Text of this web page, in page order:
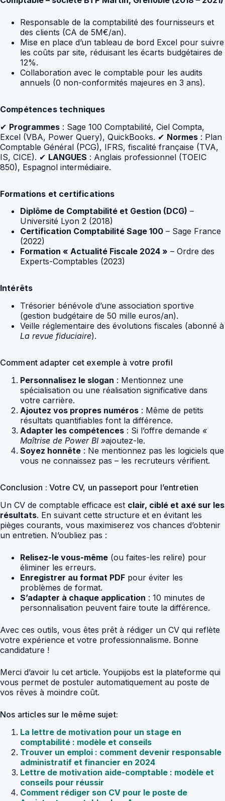
Responsable de la comptabilité des fournisseurs et
des clients (CA de 5M€/an).
Mise en place d’un tableau de bord Excel pour suivre
les coûts par site, réduisant les écarts budgétaires de
12%.
Collaboration avec le comptable pour les audits
annuels (0 non-conformités majeures en 3 ans).
Compétences techniques
✔ Programmes : Sage 100 Comptabilité, Ciel Compta,
Excel (VBA, Power Query), QuickBooks. ✔ Normes : Plan
Comptable Général (PCG), IFRS, fiscalité française (TVA,
IS, CICE). ✔ LANGUES : Anglais professionnel (TOEIC
850), Espagnol intermédiaire.
Formations et certifications
Diplôme de Comptabilité et Gestion (DCG) –
Université Lyon 2 (2018)
Certification Comptabilité Sage 100 – Sage France
(2022)
Formation « Actualité Fiscale 2024 » – Ordre des
Experts-Comptables (2023)
Intérêts
Trésorier bénévole d’une association sportive
(gestion budgétaire de 50 mille euros/an).
Veille réglementaire des évolutions fiscales (abonné à
La revue fiduciaire).
Comment adapter cet exemple à votre profil
Personnalisez le slogan : Mentionnez une
spécialisation ou une réalisation significative dans
votre carrière.
Ajoutez vos propres numéros : Même de petits
résultats quantifiables font la différence.
Adapter les compétences : Si l’offre demande «
Maîtrise de Power BI »ajoutez-le.
Soyez honnête : Ne mentionnez pas les logiciels que
vous ne connaissez pas – les recruteurs vérifient.
Conclusion : Votre CV, un passeport pour l’entretien
Un CV de comptable efficace est clair, ciblé et axé sur les
résultats. En suivant cette structure et en évitant les
pièges courants, vous maximiserez vos chances d’obtenir
un entretien. N’oubliez pas :
Relisez-le vous-même (ou faites-les relire) pour
éliminer les erreurs.
Enregistrer au format PDF pour éviter les
problèmes de format.
S’adapter à chaque application : 10 minutes de
personnalisation peuvent faire toute la différence.
Avec ces outils, vous êtes prêt à rédiger un CV qui reflète
votre expérience et votre professionnalisme. Bonne
candidature !
Merci d’avoir lu cet article. Youpijobs est la plateforme qui
vous permet de postuler automatiquement au poste de
vos rêves à moindre coût.
Nos articles sur le même sujet:
La lettre de motivation pour un stage en
comptabilité : modèle et conseils
Trouver un emploi : comment devenir responsable
administratif et financier en 2024
Lettre de motivation aide-comptable : modèle et
conseils pour réussir
Comment rédiger son CV pour le poste de